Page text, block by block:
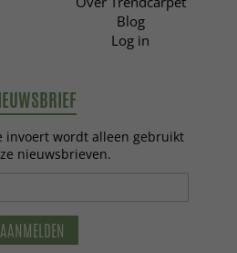
Blog
Log in
invoert wordt alleen gebruikt
nieuwsbrieven.
AANMELDEN